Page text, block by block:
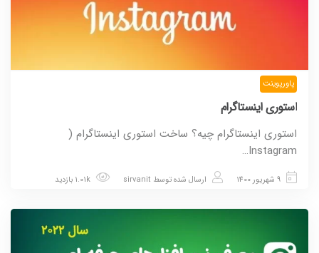
پاورپوینت
استوری اینستاگرام
استوری اینستاگرام چیه؟ ساخت استوری اینستاگرام (
Instagram…
9 شهریور 1400 ارسال شده توسط sirvanit